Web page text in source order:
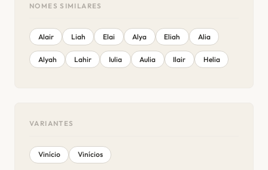
NOMES SIMILARES
Alair Liah Elai Alya Eliah Alia
Alyah Lahir Iulia Aulia Ilair Helia
VARIANTES
Vinício Vinícios